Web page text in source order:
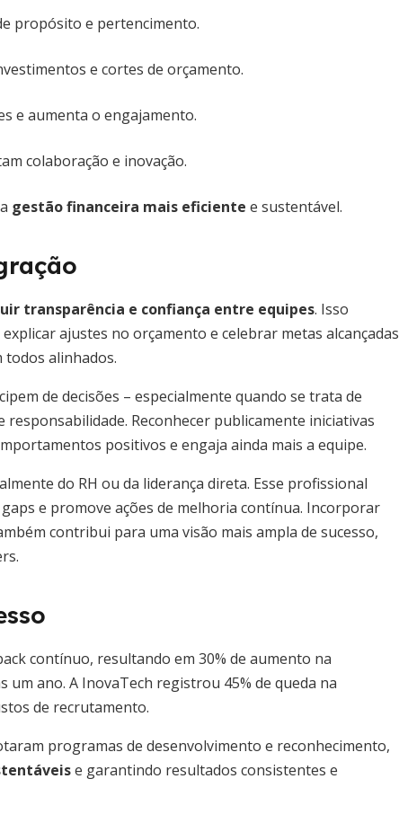
propósito e pertencimento.
e cortes de orçamento.
e aumenta o engajamento.
colaboração e inovação.
gestão financeira mais eficiente e sustentável.
transparência e confiança entre equipes. Isso
ajustes no orçamento e celebrar metas alcançadas
todos alinhados.
de decisões – especialmente quando se trata de
Reconhecer publicamente iniciativas
positivos e engaja ainda mais a equipe.
do RH ou da liderança direta. Esse profissional
e promove ações de melhoria contínua. Incorporar
contribui para uma visão mais ampla de sucesso,
contínuo, resultando em 30% de aumento na
um ano. A InovaTech registrou 45% de queda na
de recrutamento.
programas de desenvolvimento e reconhecimento,
e garantindo resultados consistentes e